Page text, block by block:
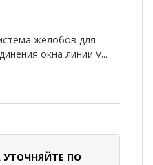
желобов для
окна линии V...
ПО